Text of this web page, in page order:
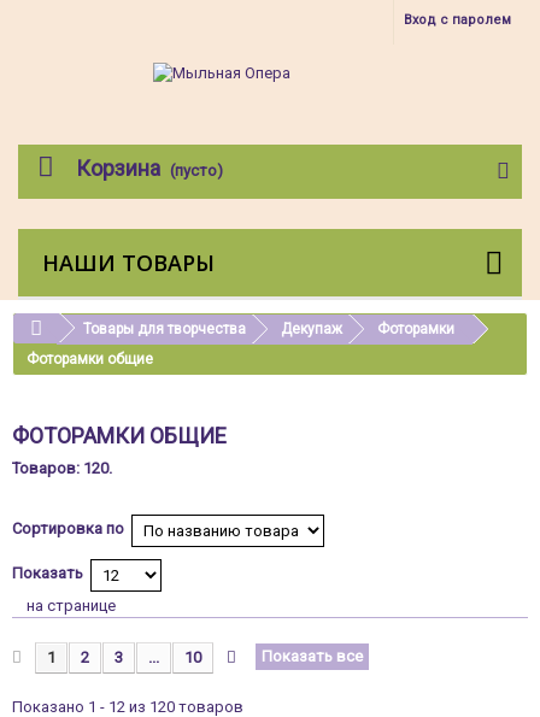
Вход с паролем
Корзина (пусто)
НАШИ ТОВАРЫ
Товары для творчества Декупаж
Фоторамки
Фоторамки общие
ФОТОРАМКИ ОБЩИЕ
Товаров: 120.
Сортировка по
Показать
на странице
Показать все
1 2 3 ... 10
Показано 1 - 12 из 120 товаров